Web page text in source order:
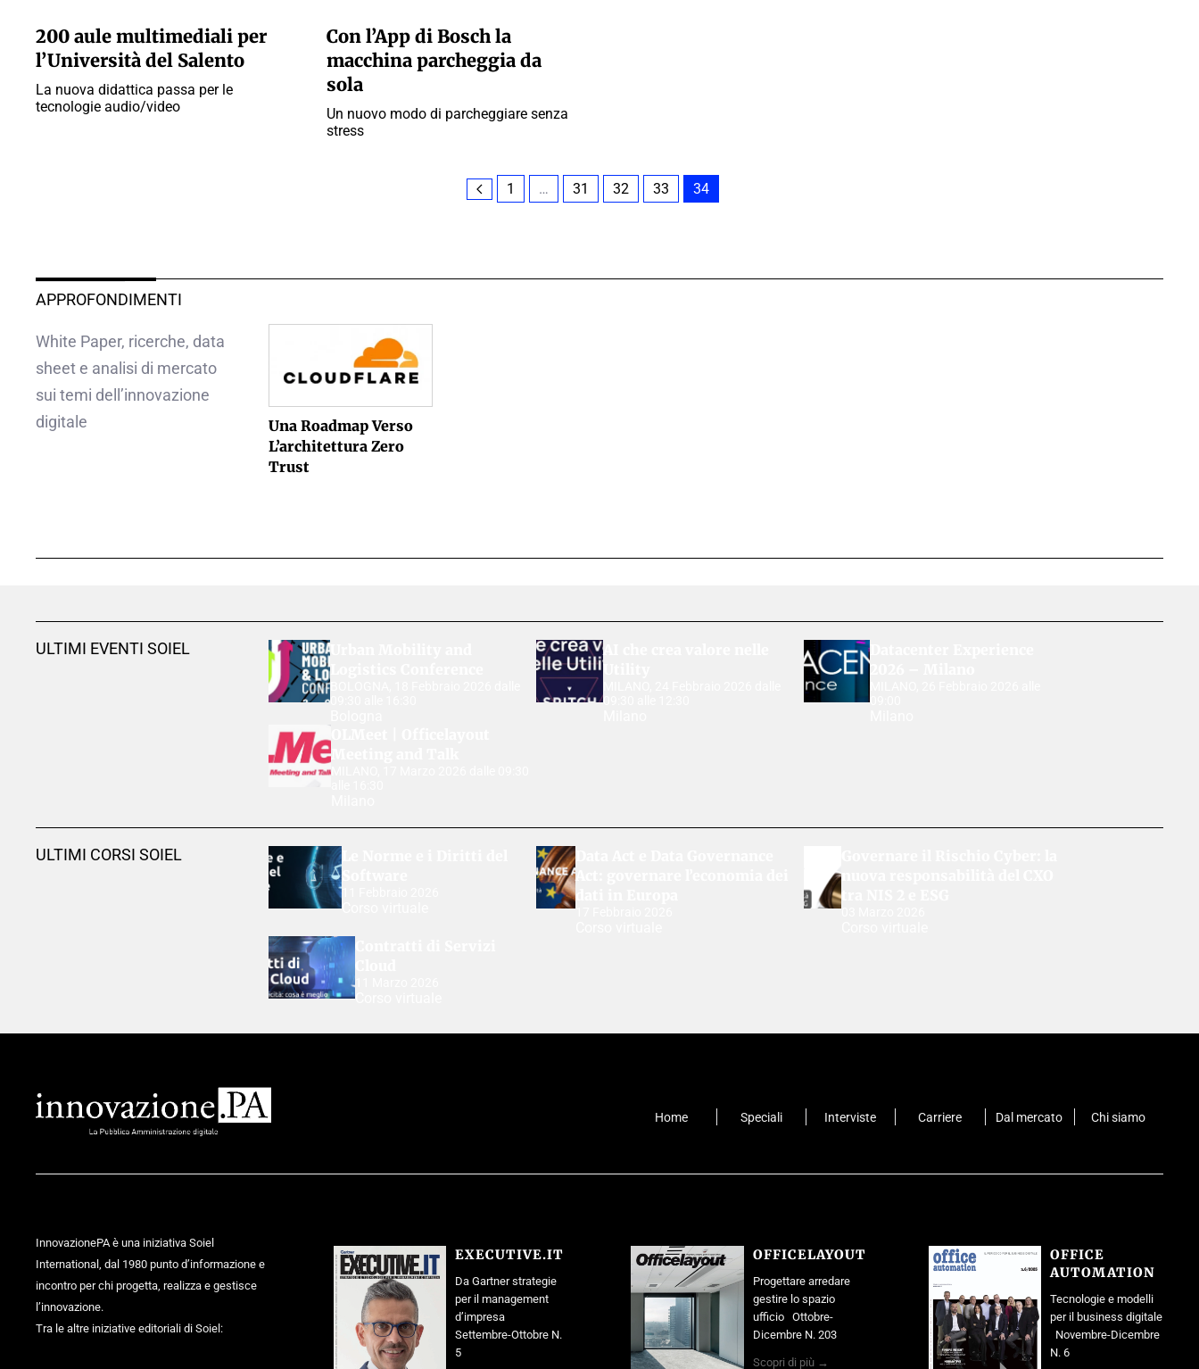
200 aule multimediali per
l’Università del Salento
La nuova didattica passa per le
tecnologie audio/video
Con l’App di Bosch la
macchina parcheggia da
sola
Un nuovo modo di parcheggiare senza
stress
1 … 31 32 33 34
APPROFONDIMENTI
White Paper, ricerche, data
sheet e analisi di mercato
sui temi dell’innovazione
digitale
Una Roadmap Verso
L’architettura Zero
Trust
ULTIMI EVENTI SOIEL
Urban Mobility and
Logistics Conference
BOLOGNA, 18 Febbraio 2026 dalle
09:30 alle 16:30
Datacenter Experience
2026 – Milano
09:00
ULTIMI CORSI SOIEL
Data Act e Data Governance
Act: governare l’economia dei
dati in Europa
17 Febbraio 2026
Home Speciali Interviste Carriere Dal mercato Chi siamo
InnovazionePA è una iniziativa Soiel
International, dal 1980 punto d’informazione e
incontro per chi progetta, realizza e gestisce
l’innovazione.
Tra le altre iniziative editoriali di Soiel:
EXECUTIVE.IT
Da Gartner strategie
per il management
d’impresa
Settembre-Ottobre N.
5
OFFICELAYOUT
Progettare arredare
gestire lo spazio
ufficio Ottobre-
Dicembre N. 203
Scopri di più →
OFFICE
AUTOMATION
Tecnologie e modelli
per il business digitale
Novembre-Dicembre
N. 6